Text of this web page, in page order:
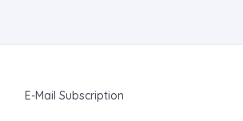
E-Mail Subscription